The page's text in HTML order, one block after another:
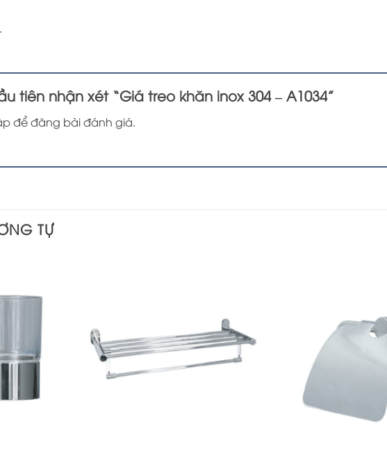
tiên nhận xét “Giá treo khăn inox 304 – A1034”
để đăng bài đánh giá.
TỰ